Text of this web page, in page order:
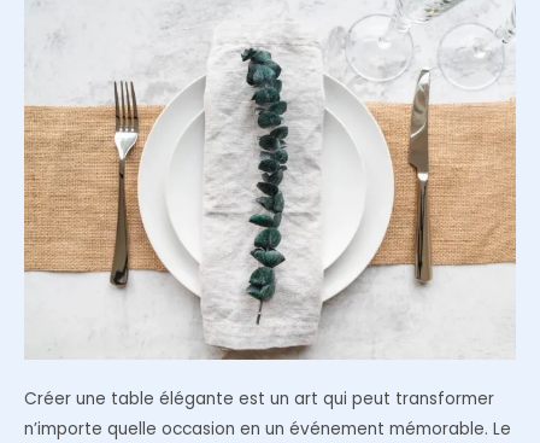
avec
suspendus
Créer une table élégante est un art qui peut transformer
n’importe quelle occasion en un événement mémorable. Le